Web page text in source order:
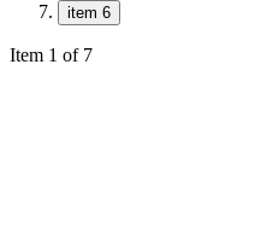
item 6
Item 1 of 7